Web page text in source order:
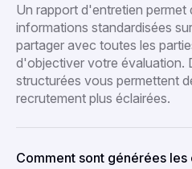
Un rapport d'entretien permet
informations standardisées
partager avec toutes les
d'objectiver votre évaluation.
structurées vous permettent
recrutement plus éclairées.
Comment sont générées